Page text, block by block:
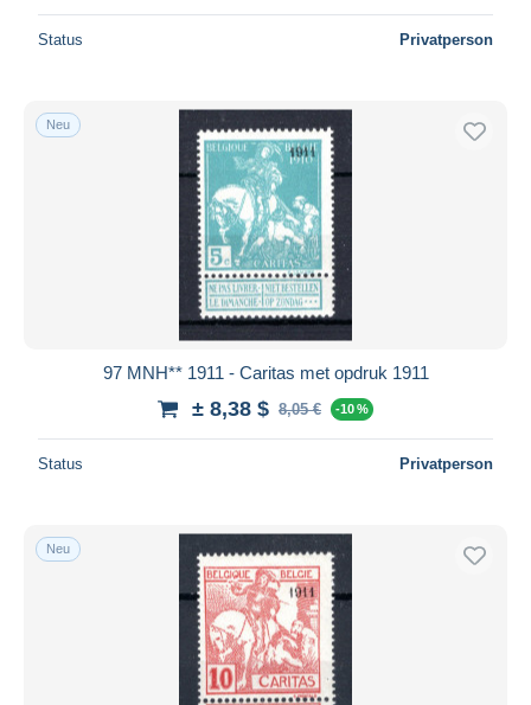
Status Privatperson
Neu
97 MNH** 1911 - Caritas met opdruk 1911
± 8,38 $ 8,05 € -10 %
Status Privatperson
Neu